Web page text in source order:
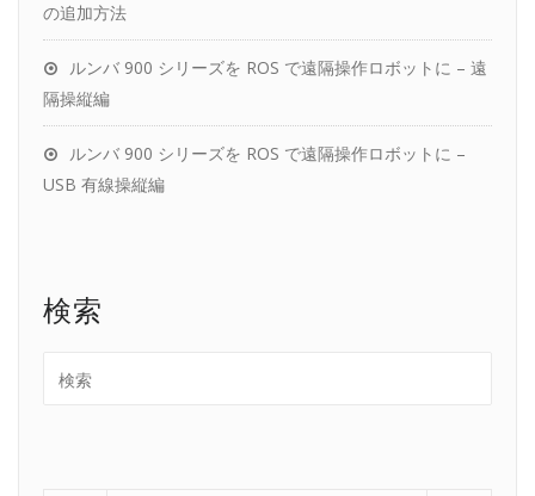
の追加方法
ルンバ 900 シリーズを ROS で遠隔操作ロボットに – 遠
隔操縦編
ルンバ 900 シリーズを ROS で遠隔操作ロボットに –
USB 有線操縦編
検索